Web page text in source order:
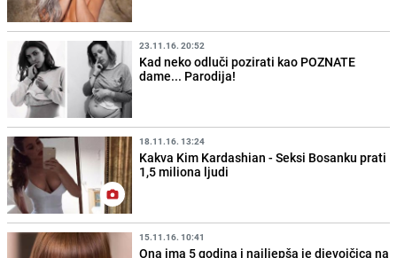
23.11.16. 20:52
Kad neko odluči pozirati kao POZNATE
dame... Parodija!
18.11.16. 13:24
Kakva Kim Kardashian - Seksi Bosanku prati
1,5 miliona ljudi
15.11.16. 10:41
Ona ima 5 godina i najljepša je djevojčica na